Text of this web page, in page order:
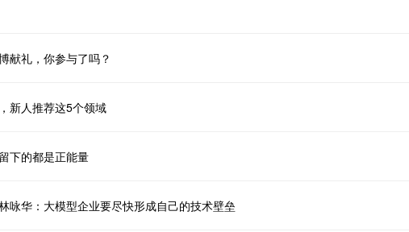
献礼，你参与了吗？
新人推荐这5个领域
下的都是正能量
咏华：大模型企业要尽快形成自己的技术壁垒